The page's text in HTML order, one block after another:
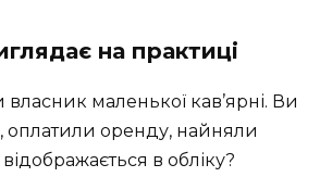
на практиці
власник маленької кав’ярні. Ви
оплатили оренду, найняли
в обліку?